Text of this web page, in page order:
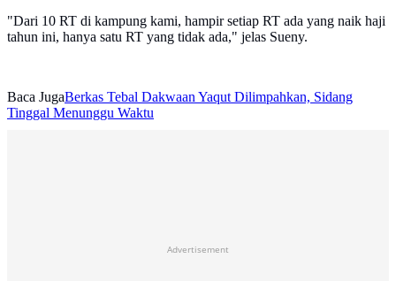
"Dari 10 RT di kampung kami, hampir setiap RT ada yang naik haji
tahun ini, hanya satu RT yang tidak ada," jelas Sueny.
Baca JugaBerkas Tebal Dakwaan Yaqut Dilimpahkan, Sidang
Tinggal Menunggu Waktu
Advertisement